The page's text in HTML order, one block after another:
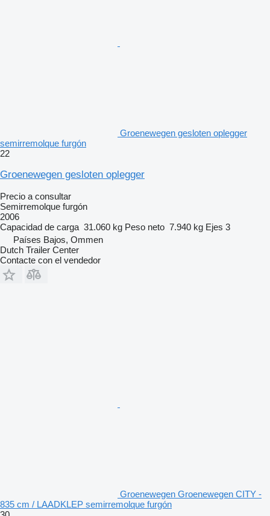
Groenewegen gesloten oplegger
semirremolque furgón
22
Groenewegen gesloten oplegger
Precio a consultar
Semirremolque furgón
2006
Capacidad de carga 31.060 kg Peso neto 7.940 kg Ejes 3
Países Bajos, Ommen
Dutch Trailer Center
Contacte con el vendedor
Groenewegen Groenewegen CITY -
835 cm / LAADKLEP semirremolque furgón